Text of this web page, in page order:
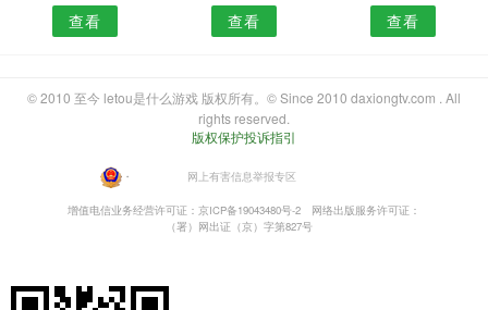
查看 查看 查看
© 2010 至今 letou是什么游戏 版权所有。© Since 2010 daxiongtv.com . All
rights reserved.
版权保护投诉指引
・ 网上有害信息举报专区
增值电信业务经营许可证：京ICP备19043480号-2
网络出版服务许可证：
（署）网出证（京）字第827号